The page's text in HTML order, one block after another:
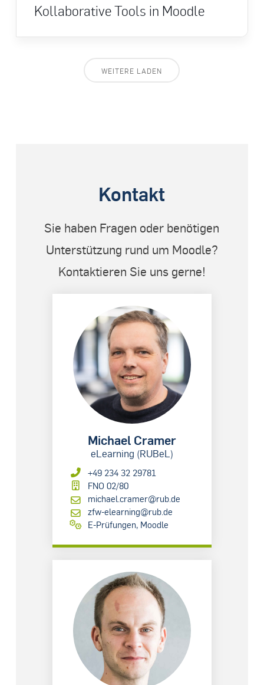
Kollaborative Tools in Moodle
WEITERE LADEN
Kontakt
Sie haben Fragen oder benötigen
Unterstützung rund um Moodle?
Kontaktieren Sie uns gerne!
Michael Cramer
eLearning (RUBeL)
+49 234 32 29781
FNO 02/80
michael.cramer@rub.de
zfw-elearning@rub.de
E-Prüfungen, Moodle